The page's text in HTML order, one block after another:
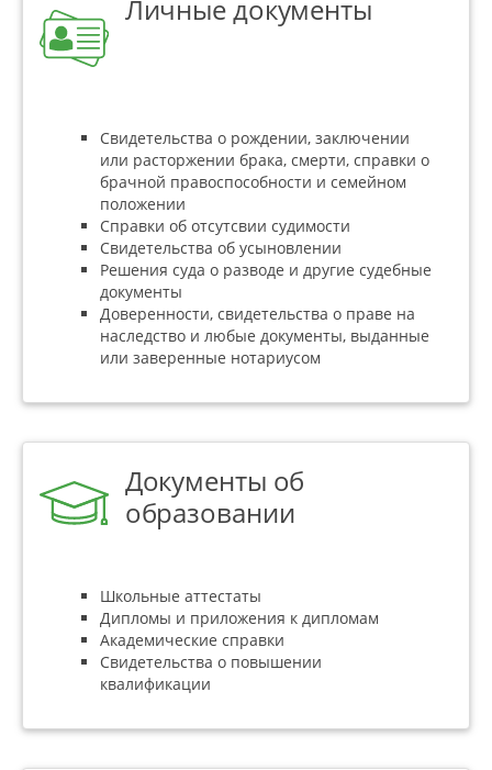
Личные документы
Свидетельства о рождении, заключении
или расторжении брака, смерти, справки о
брачной правоспособности и семейном
положении
Справки об отсутсвии судимости
Свидетельства об усыновлении
Решения суда о разводе и другие судебные
документы
Доверенности, свидетельства о праве на
наследство и любые документы, выданные
или заверенные нотариусом
Документы об
образовании
Школьные аттестаты
Дипломы и приложения к дипломам
Академические справки
Свидетельства о повышении
квалификации